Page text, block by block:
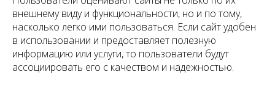
внешнему виду и функциональности, но и по тому,
насколько легко ими пользоваться. Если сайт удобен
в использовании и предоставляет полезную
информацию или услуги, то пользователи будут
ассоциировать его с качеством и надежностью.